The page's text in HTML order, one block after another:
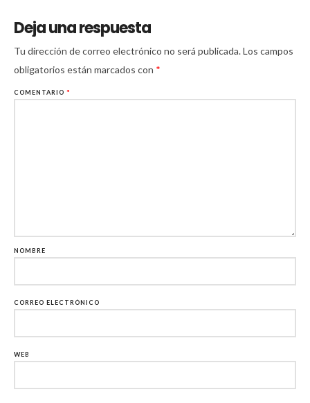
Deja una respuesta
Tu dirección de correo electrónico no será publicada.Los campos
obligatorios están marcados con *
COMENTARIO *
NOMBRE
CORREO ELECTRÓNICO
WEB